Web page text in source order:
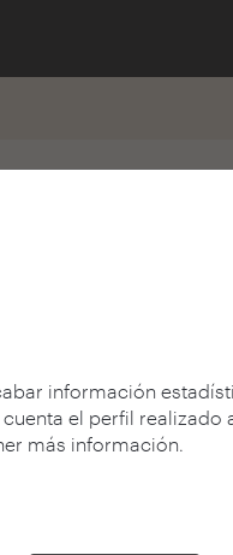
información
el perfil
más información.